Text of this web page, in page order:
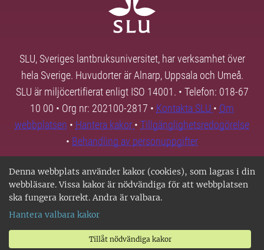
Denna webbplats använder kakor (cookies), som lagras i din
webbläsare. Vissa kakor är nödvändiga för att webbplatsen
ska fungera korrekt. Andra är valbara.
Hantera valbara kakor
Tillåt nödvändiga kakor
SLU, Sveriges lantbruksuniversitet, har verksamhet över
hela Sverige. Huvudorter är Alnarp, Uppsala och Umeå.
SLU är miljöcertifierat enligt ISO 14001. • Telefon: 018-67
10 00 • Org nr: 202100-2817 • Kontakta SLU • Om
webbplatsen • Hantera kakor • Tillgänglighetsredogörelse
• Behandling av personuppgifter